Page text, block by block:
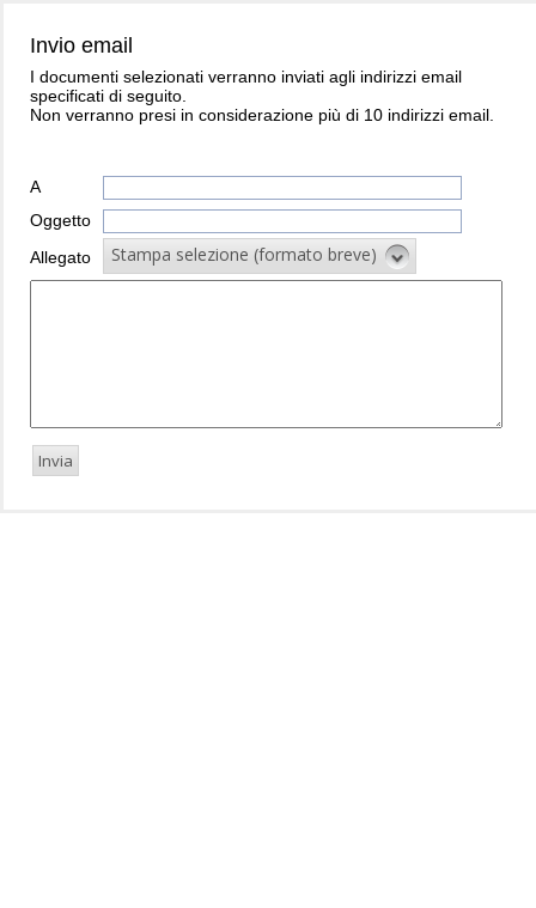
Invio email
I documenti selezionati verranno inviati agli indirizzi email
specificati di seguito.
Non verranno presi in considerazione più di 10 indirizzi email.
A
Oggetto
Allegato
Stampa selezione (formato breve)